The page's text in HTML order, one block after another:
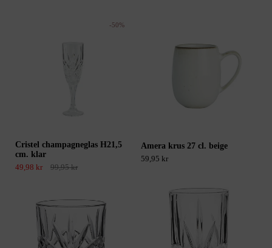
Cristel champagneglas H21,5
cm. klar
49,98 kr
99,95 kr
-50%
Amera krus 27 cl. beige
59,95 kr